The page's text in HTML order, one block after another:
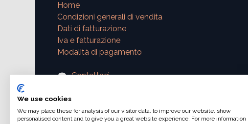
Home
Condizioni generali di vendita
Dati di fatturazione
Iva e fatturazione
Modalità di pagamento
Contattaci
We use cookies
We may place these for analysis of our visitor data, to improve our website, show
personalised content and to give you a great website experience. For more information